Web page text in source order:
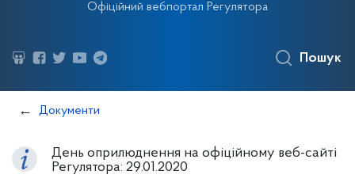
Офіційний вебпортал Регулятора
Пошук
Документи
День оприлюднення на офіційному веб-сайті
Регулятора: 29.01.2020